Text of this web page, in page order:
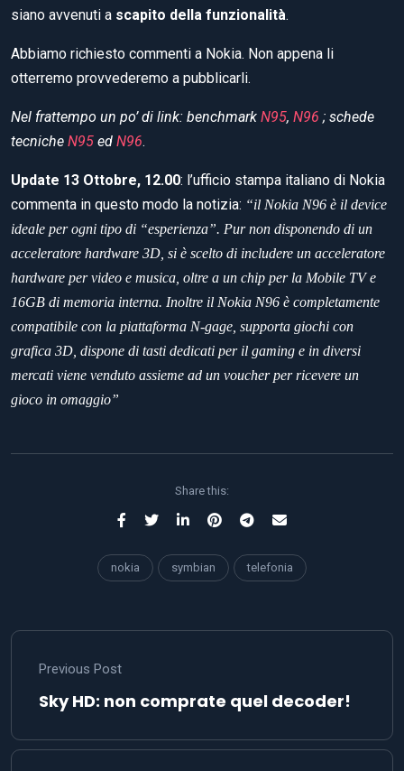
siano avvenuti a scapito della funzionalità.
Abbiamo richiesto commenti a Nokia. Non appena li
otterremo provvederemo a pubblicarli.
Nel frattempo un po’ di link: benchmark N95, N96 ; schede
tecniche N95 ed N96.
Update 13 Ottobre, 12.00: l’ufficio stampa italiano di Nokia
commenta in questo modo la notizia: “il Nokia N96 è il device
ideale per ogni tipo di “esperienza”. Pur non disponendo di un
acceleratore hardware 3D, si è scelto di includere un acceleratore
hardware per video e musica, oltre a un chip per la Mobile TV e
16GB di memoria interna. Inoltre il Nokia N96 è completamente
compatibile con la piattaforma N-gage, supporta giochi con
grafica 3D, dispone di tasti dedicati per il gaming e in diversi
mercati viene venduto assieme ad un voucher per ricevere un
gioco in omaggio”
Share this:
nokia symbian telefonia
Previous Post
Sky HD: non comprate quel decoder!